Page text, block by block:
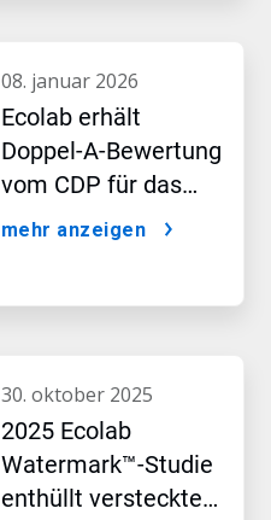
08. januar 2026
Ecolab erhält
Doppel-A-Bewertung
vom CDP für das
Führungsteam in
mehr anzeigen
30. oktober 2025
2025 Ecolab
Watermark™-Studie
enthüllt versteckte